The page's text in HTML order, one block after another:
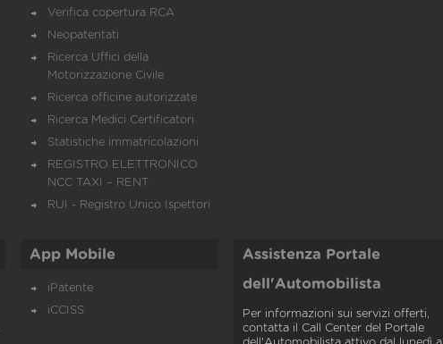
Verifica copertura RCA
Neopatentati
Ricerca Uffici della
Motorizzazione Civile
Ricerca officine autorizzate
Ricerca Medici Certificatori
Statistiche immatricolazioni
REGISTRO ELETTRONICO
NCC TAXI – RENT
RUI - Registro Unico Ispettori
App Mobile
iPatente
iCCISS
Assistenza Portale
dell'Automobilista
Per informazioni sui servizi offerti,
contatta il Call Center del Portale